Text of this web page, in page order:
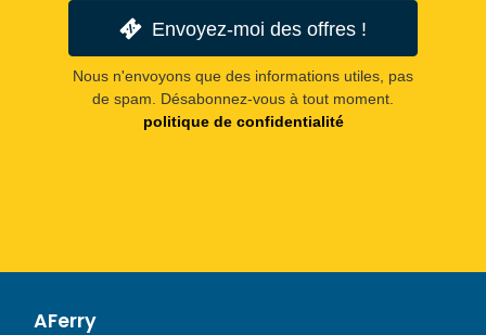
Envoyez-moi des offres !
Nous n'envoyons que des informations utiles, pas
de spam. Désabonnez-vous à tout moment.
politique de confidentialité
AFerry